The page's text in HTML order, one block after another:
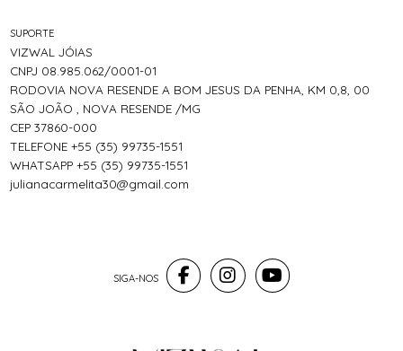
SUPORTE
VIZWAL JÓIAS
CNPJ 08.985.062/0001-01
RODOVIA NOVA RESENDE A BOM JESUS DA PENHA, KM 0,8, 00
SÃO JOÃO , NOVA RESENDE /MG
CEP 37860-000
TELEFONE +55 (35) 99735-1551
WHATSAPP +55 (35) 99735-1551
julianacarmelita30@gmail.com